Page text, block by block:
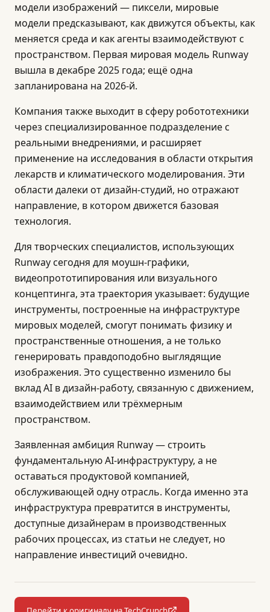
модели изображений — пиксели, мировые
модели предсказывают, как движутся объекты, как
меняется среда и как агенты взаимодействуют с
пространством. Первая мировая модель Runway
вышла в декабре 2025 года; ещё одна
запланирована на 2026-й.
Компания также выходит в сферу робототехники
через специализированное подразделение с
реальными внедрениями, и расширяет
применение на исследования в области открытия
лекарств и климатического моделирования. Эти
области далеки от дизайн-студий, но отражают
направление, в котором движется базовая
технология.
Для творческих специалистов, использующих
Runway сегодня для моушн-графики,
видеопрототипирования или визуального
концептинга, эта траектория указывает: будущие
инструменты, построенные на инфраструктуре
мировых моделей, смогут понимать физику и
пространственные отношения, а не только
генерировать правдоподобно выглядящие
изображения. Это существенно изменило бы
вклад AI в дизайн-работу, связанную с движением,
взаимодействием или трёхмерным
пространством.
Заявленная амбиция Runway — строить
фундаментальную AI-инфраструктуру, а не
оставаться продуктовой компанией,
обслуживающей одну отрасль. Когда именно эта
инфраструктура превратится в инструменты,
доступные дизайнерам в производственных
рабочих процессах, из статьи не следует, но
направление инвестиций очевидно.